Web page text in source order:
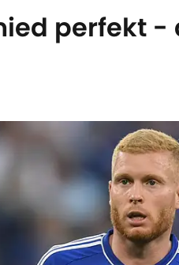
perfekt -